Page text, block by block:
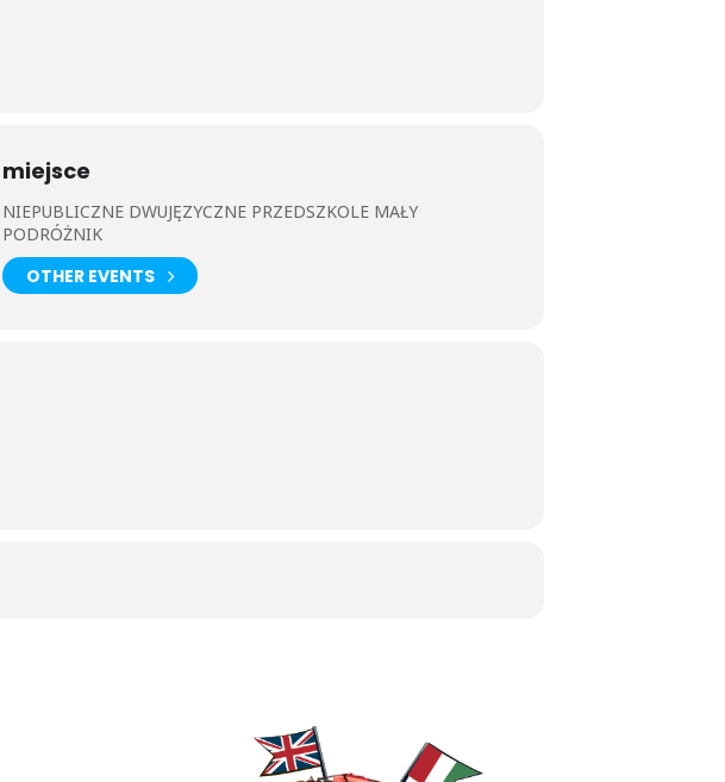
miejsce
NIEPUBLICZNE DWUJĘZYCZNE PRZEDSZKOLE MAŁY
PODRÓŻNIK
OTHER EVENTS